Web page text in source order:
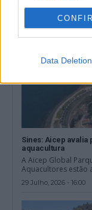
Data Deletion
Sines: Aicep avalia
aquacultura
A Aicep Global
Aquacultores estão
29 Julho, 2026 - 16:00